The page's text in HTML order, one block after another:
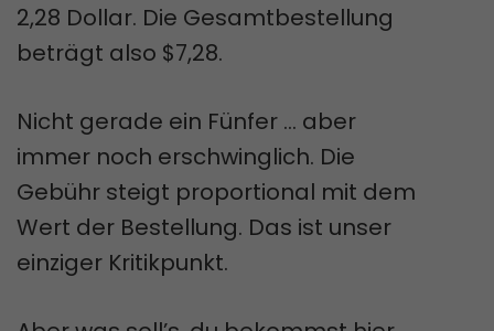
2,28 Dollar. Die Gesamtbestellung
beträgt also $7,28.
Nicht gerade ein Fünfer … aber
immer noch erschwinglich. Die
Gebühr steigt proportional mit dem
Wert der Bestellung. Das ist unser
einziger Kritikpunkt.